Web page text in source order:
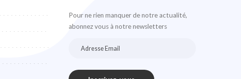
Pour ne rien manquer de notre actualité,
abonnez vous à notre newsletters